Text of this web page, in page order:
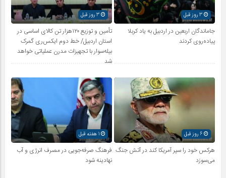
3 روز قبل
جاماندگان اربعین در اردبیل به یاد کربلا
پیاده‌روی کردند
تأمین و توزیع ۱۲۰هزار تن کالای اساسی در
استان اردبیل/ خط دوم ایکس‌ری گمرک
بیله‌سوار با تجهیزات مدرن عملیاتی خواهد
شد
6 روز قبل
هرکس خود را سپر آمریکا کند در آتش جنگ
می‌سوزد
فرهنگ صرفه‌جویی در مصرف انرژی و آب
نهادینه شود